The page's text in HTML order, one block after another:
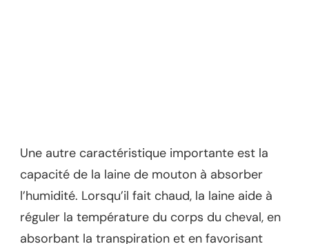
Une autre caractéristique importante est la
capacité de la laine de mouton à absorber
l’humidité. Lorsqu’il fait chaud, la laine aide à
réguler la température du corps du cheval, en
absorbant la transpiration et en favorisant